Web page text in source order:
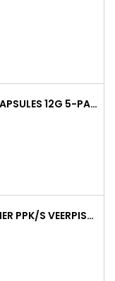
AIRSOFT CO2 CAPSULES 12G 5-PAK - GEMAAKT IN HONGARIJE, EU, PREMIUM KWALITEIT
AIRSOFT WALTHER PPK/S VEERPISTOOL